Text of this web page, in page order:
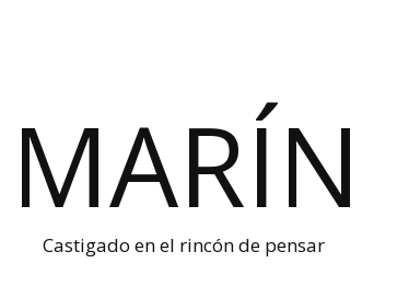
Castigado en el rincón de pensar